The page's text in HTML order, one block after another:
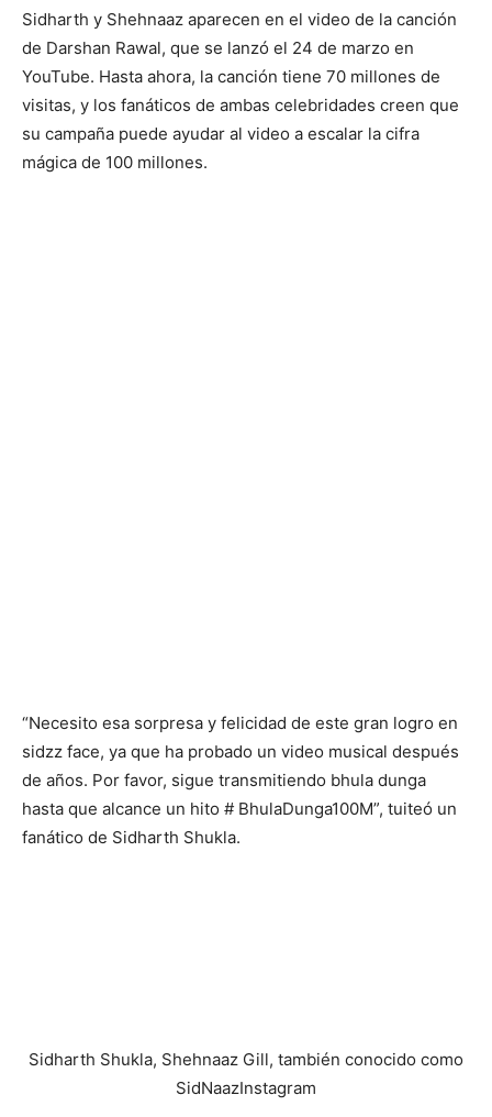
Sidharth y Shehnaaz aparecen en el video de la canción
de Darshan Rawal, que se lanzó el 24 de marzo en
YouTube. Hasta ahora, la canción tiene 70 millones de
visitas, y los fanáticos de ambas celebridades creen que
su campaña puede ayudar al video a escalar la cifra
mágica de 100 millones.
“Necesito esa sorpresa y felicidad de este gran logro en
sidzz face, ya que ha probado un video musical después
de años. Por favor, sigue transmitiendo bhula dunga
hasta que alcance un hito # BhulaDunga100M”, tuiteó un
fanático de Sidharth Shukla.
tuiteó otro fanático.
“Cuando escucho tu nombre, sonrío, cuando escucho tu